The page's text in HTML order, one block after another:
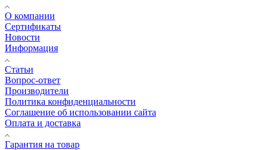
О компании
Сертификаты
Новости
Информация
Статьи
Вопрос-ответ
Производители
Политика конфиденциальности
Соглашение об использовании сайта
Оплата и доставка
Гарантия на товар